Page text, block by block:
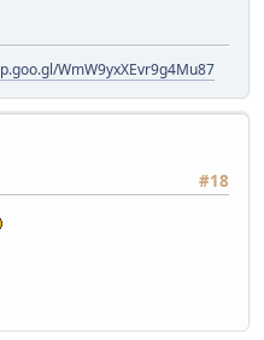
WmW9yxXEvr9g4Mu87
#18